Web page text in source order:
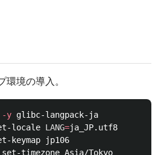
境の導入。
-y
locale LANG=